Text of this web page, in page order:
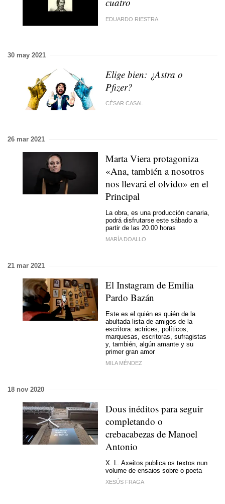
EDUARDO RIESTRA
30 may 2021
Elige bien: ¿Astra o
Pfizer?
CÉSAR CASAL
26 mar 2021
Marta Viera protagoniza
«Ana, también a nosotros
nos llevará el olvido» en el
Principal
La obra, es una producción canaria,
podrá disfrutarse este sábado a
partir de las 20.00 horas
MARÍA DOALLO
21 mar 2021
El Instagram de Emilia
Pardo Bazán
Este es el quién es quién de la
abultada lista de amigos de la
escritora: actrices, políticos,
marquesas, escritoras, sufragistas
y, también, algún amante y su
primer gran amor
MILA MÉNDEZ
18 nov 2020
Dous inéditos para seguir
completando o
crebacabezas de Manoel
Antonio
X. L. Axeitos publica os textos nun
volume de ensaios sobre o poeta
XESÚS FRAGA